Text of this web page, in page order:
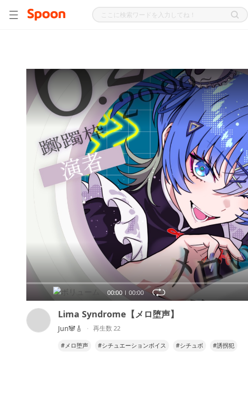
00:00 00:00
Lima Syndrome【メロ堕声】
Jun🐼🎸 再生数 22
#メロ堕声 #シチュエーションボイス #シチュボ #誘拐犯